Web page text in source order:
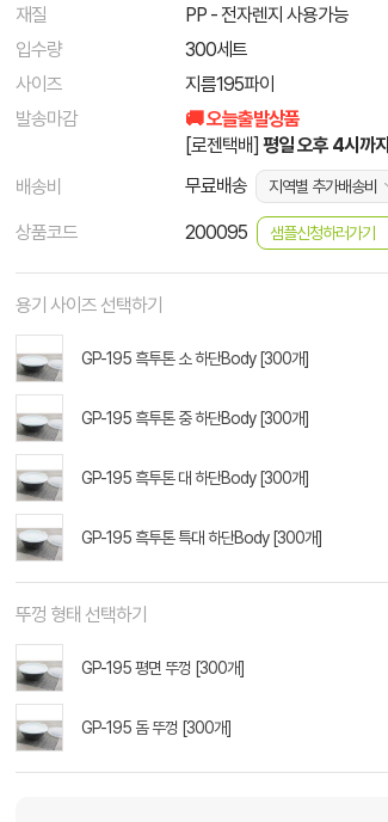
재질
PP - 전자렌지 사용가능
입수량
300세트
사이즈
지름195파이
발송마감
🚚 오늘출발상품
[로젠택배] 평일 오후 4시까
배송비
무료배송 지역별 추가배송비
상품코드 200095 샘플신청하러가기
용기 사이즈 선택하기
GP-195 흑투톤 소 하단Body [300개]
GP-195 흑투톤 중 하단Body [300개]
GP-195 흑투톤 대 하단Body [300개]
GP-195 흑투톤 특대 하단Body [300개]
뚜껑 형태 선택하기
GP-195 평면 뚜껑 [300개]
GP-195 돔 뚜껑 [300개]